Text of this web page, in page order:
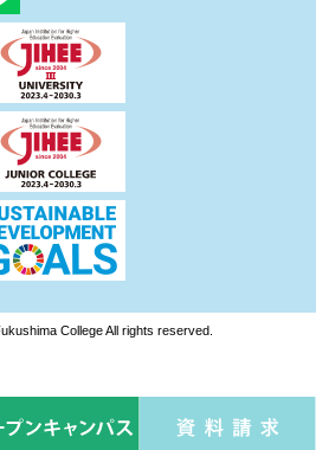
College All rights reserved.